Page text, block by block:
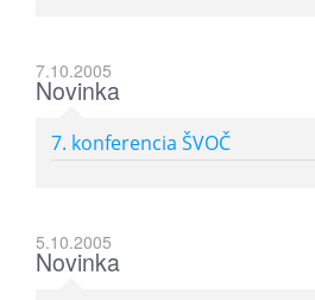
7.10.2005
Novinka
7. konferencia ŠVOČ
5.10.2005
Novinka